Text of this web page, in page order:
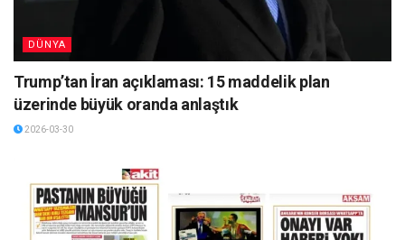
DÜNYA
Trump’tan İran açıklaması: 15 maddelik plan
üzerinde büyük oranda anlaştık
2026-03-30